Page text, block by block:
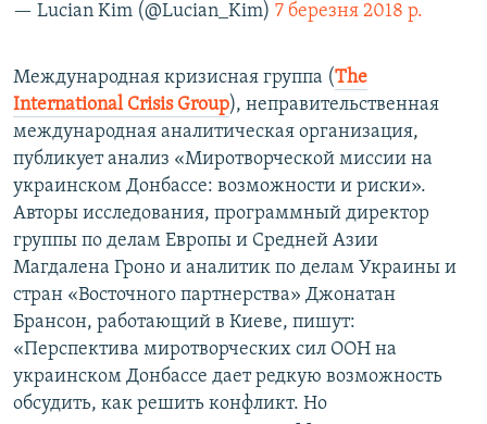
— Lucian Kim (@Lucian_Kim) 7 березня 2018 р.
​Международная кризисная группа (The
International Crisis Group), неправительственная
международная аналитическая организация,
публикует анализ «Миротворческой миссии на
украинском Донбассе: возможности и риски».
Авторы исследования, программный директор
группы по делам Европы и Средней Азии
Магдалена Гроно и аналитик по делам Украины и
стран «Восточного партнерства» Джонатан
Брансон, работающий в Киеве, пишут:
«Перспектива миротворческих сил ООН на
украинском Донбассе дает редкую возможность
обсудить, как решить конфликт. Но